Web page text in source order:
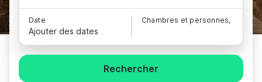
Date
Ajouter des dates
Chambres et personnes,
Rechercher